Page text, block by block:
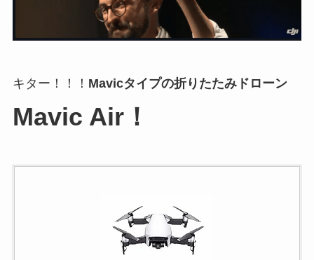
キター！！！ Mavicタイプの折りたたみドローン
Mavic Air！